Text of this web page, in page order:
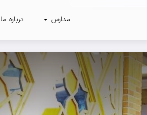
مدارس درباره ما